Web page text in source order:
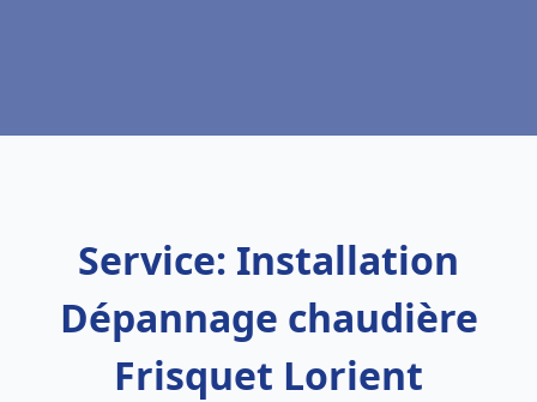
Service: Installation
Dépannage chaudière
Frisquet Lorient